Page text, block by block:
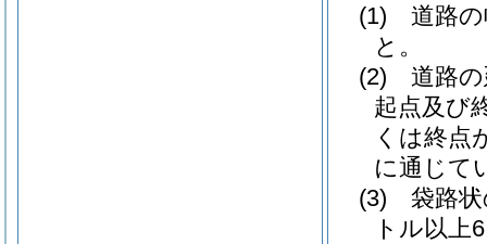
(1)
道路
と。
(2)
道路
起点及び
くは終点
に通じて
(3)
袋路
トル以上